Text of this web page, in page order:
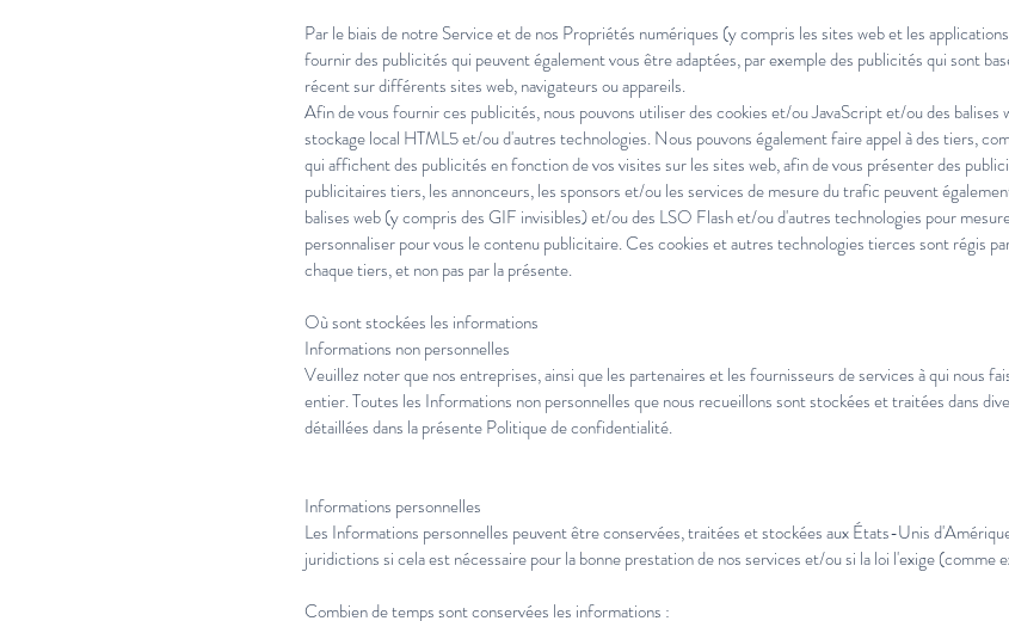
Par le biais de notre Service et de nos Propriétés numériques (y compris les sites web et les
fournir des publicités qui peuvent également vous être adaptées, par exemple des publicités qui sont
récent sur différents sites web, navigateurs ou appareils.
Afin de vous fournir ces publicités, nous pouvons utiliser des cookies et/ou JavaScript et/ou des
stockage local HTML5 et/ou d'autres technologies. Nous pouvons également faire appel à des tiers,
qui affichent des publicités en fonction de vos visites sur les sites web, afin de vous présenter des
publicitaires tiers, les annonceurs, les sponsors et/ou les services de mesure du trafic peuvent
balises web (y compris des GIF invisibles) et/ou des LSO Flash et/ou d'autres technologies pour
personnaliser pour vous le contenu publicitaire. Ces cookies et autres technologies tierces sont régis
chaque tiers, et non pas par la présente.
Où sont stockées les informations
Informations non personnelles
Veuillez noter que nos entreprises, ainsi que les partenaires et les fournisseurs de services à qui nous
entier. Toutes les Informations non personnelles que nous recueillons sont stockées et traitées dans
détaillées dans la présente Politique de confidentialité.
Informations personnelles
Les Informations personnelles peuvent être conservées, traitées et stockées aux États-Unis
juridictions si cela est nécessaire pour la bonne prestation de nos services et/ou si la loi l'exige (comme
Combien de temps sont conservées les informations :